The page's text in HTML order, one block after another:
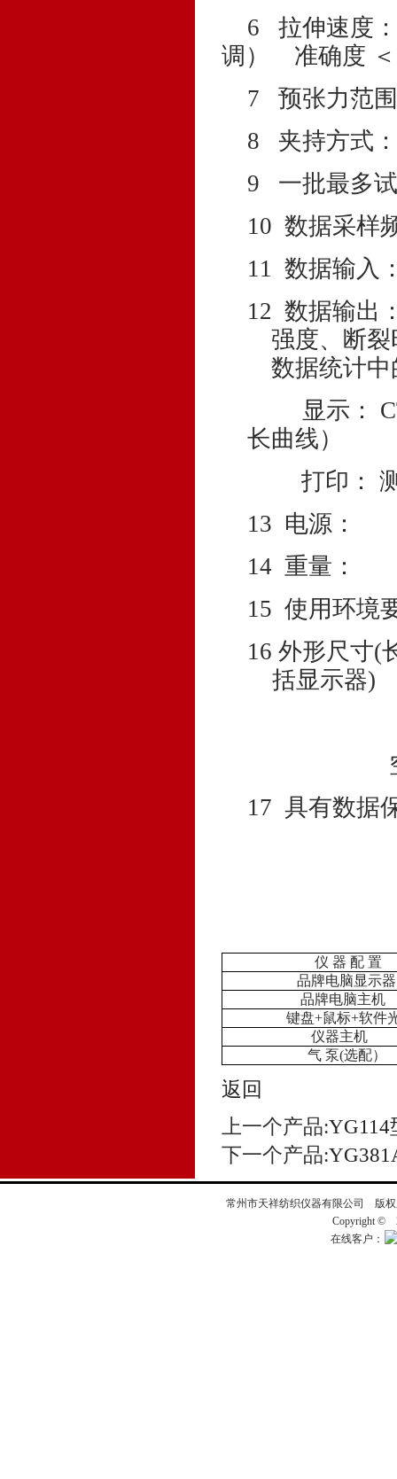
6
拉伸
调）
准确度
7 预张力
8 夹持
9 一批最多
10 数据采
11 数据输
12 数据输出
强度、断
数据统计
显示：
长曲线）
打印：
13 电源
14 重量
15 使用环境
16 外形尺寸(
括显示器)
17 具有数据
仪 器 配 置
品牌电脑显示器
品牌电脑主机
键盘+鼠标+软件
仪器主机
气 泵(选配）
返回
上一个产品:YG114
下一个产品:
常州市天祥纺织仪器有限公司 版
Copyright ©
在线客户：